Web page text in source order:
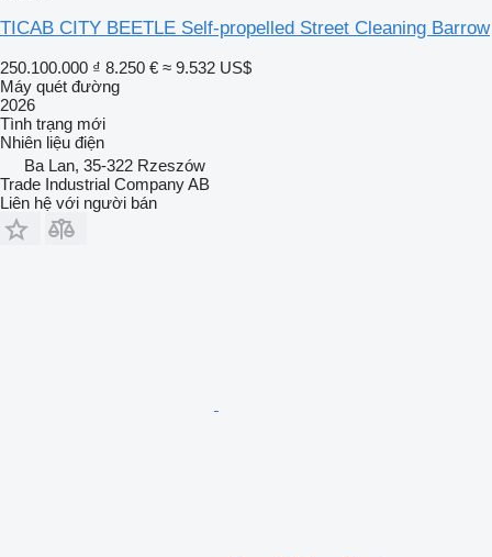
TICAB CITY BEETLE Self-propelled Street Cleaning Barrow
250.100.000 ₫ 8.250 € ≈ 9.532 US$
Máy quét đường
2026
Tình trạng mới
Nhiên liệu điện
Ba Lan, 35-322 Rzeszów
Trade Industrial Company AB
Liên hệ với người bán